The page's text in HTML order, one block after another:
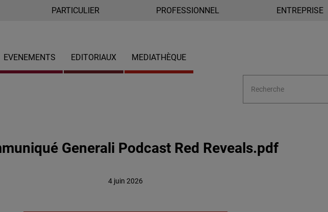
PARTICULIER PROFESSIONNEL ENTREPRISE
EVENEMENTS EDITORIAUX MEDIATHÈQUE
Generali Podcast Red Reveals.pdf
4 juin 2026